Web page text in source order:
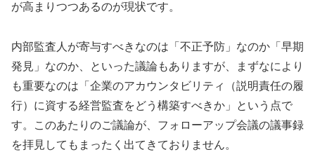
が高まりつつあるのが現状です。
内部監査人が寄与すべきなのは「不正予防」なのか「早期
発見」なのか、といった議論もありますが、まずなにより
も重要なのは「企業のアカウンタビリティ（説明責任の履
行）に資する経営監査をどう構築すべきか」という点で
す。このあたりのご議論が、フォローアップ会議の議事録
を拝見してもまったく出てきておりません。